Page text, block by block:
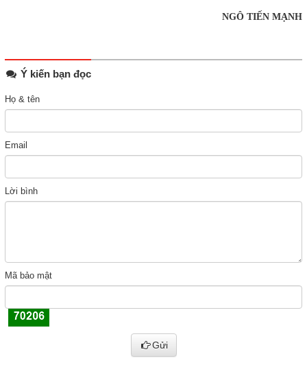
NGÔ TIẾN MẠNH
Ý kiến bạn đọc
Họ & tên
Email
Lời bình
Mã bảo mật
Gửi